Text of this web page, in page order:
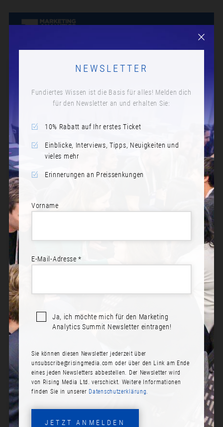
PATRICK HEGNAUER
Rolle:
Marketing Data Architect
NEWSLETTER
Fundiertes Wissen ist die Basis für alles! Melden dich
für den Newsletter an und erhalten Sie:
10% Rabatt auf Ihr erstes Ticket
Einblicke, Interviews, Tipps, Neuigkeiten und
vieles mehr
Erinnerungen an Preissenkungen
Vorname
E-Mail-Adresse *
Ja, ich möchte mich für den Marketing
Analytics Summit Newsletter eintragen!
Sie können diesen Newsletter jederzeit über
unsubscribe@risingmedia.com oder über den Link am Ende
eines jeden Newsletters abbestellen. Der Newsletter wird
von Rising Media Ltd. verschickt. Weitere Informationen
finden Sie in unserer Datenschutzerklärung.
JETZT ANMELDEN